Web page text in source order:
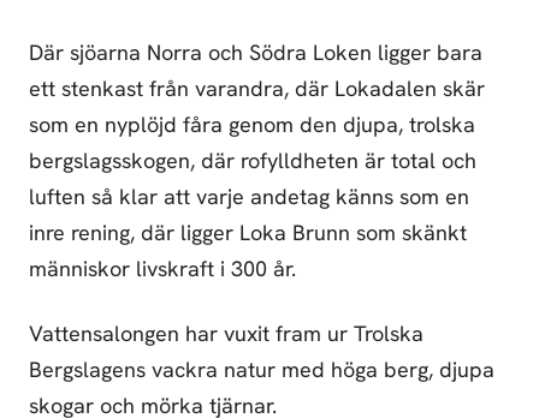
Där sjöarna Norra och Södra Loken ligger bara
ett stenkast från varandra, där Lokadalen skär
som en nyplöjd fåra genom den djupa, trolska
bergslagsskogen, där rofylldheten är total och
luften så klar att varje andetag känns som en
inre rening, där ligger Loka Brunn som skänkt
människor livskraft i 300 år.
Vattensalongen har vuxit fram ur Trolska
Bergslagens vackra natur med höga berg, djupa
skogar och mörka tjärnar.